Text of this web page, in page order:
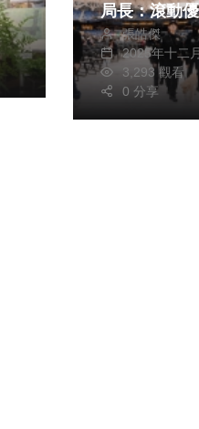
局長：滾動
迎接跨年高峰
張皓傑
2025年十二
3,293 觀看
0 分享